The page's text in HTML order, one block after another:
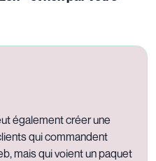
également créer une
qui commandent
mais qui voient un paquet